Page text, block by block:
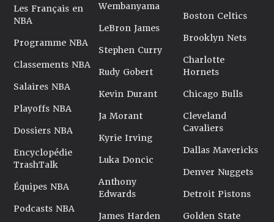
Les Français en
NBA
Programme NBA
Classements NBA
Salaires NBA
Playoffs NBA
Dossiers NBA
Encyclopédie
TrashTalk
Équipes NBA
Podcasts NBA
Wembanyama
LeBron James
Stephen Curry
Rudy Gobert
Kevin Durant
Ja Morant
Kyrie Irving
Luka Doncic
Anthony
Edwards
James Harden
Boston Celtics
Brooklyn Nets
Charlotte
Hornets
Chicago Bulls
Cleveland
Cavaliers
Dallas Mavericks
Denver Nuggets
Detroit Pistons
Golden State